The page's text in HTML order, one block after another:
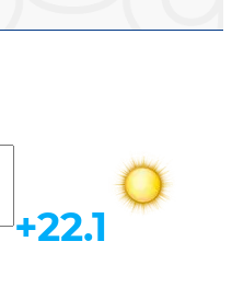
Ob-havo
+22.1